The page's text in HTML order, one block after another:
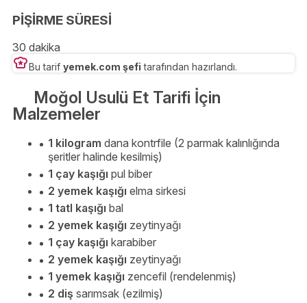
PİŞİRME SÜRESİ
30 dakika
Bu tarif yemek.com şefi tarafından hazırlandı.
Moğol Usulü Et Tarifi İçin
Malzemeler
1 kilogram dana kontrfile (2 parmak kalınlığında
şeritler halinde kesilmiş)
1 çay kaşığı pul biber
2 yemek kaşığı elma sirkesi
1 tatl kaşığı bal
2 yemek kaşığı zeytinyağı
1 çay kaşığı karabiber
2 yemek kaşığı zeytinyağı
1 yemek kaşığı zencefil (rendelenmiş)
2 diş sarımsak (ezilmiş)